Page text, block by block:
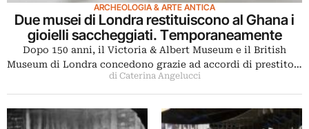
ARCHEOLOGIA & ARTE ANTICA
Due musei di Londra restituiscono al Ghana i
gioielli saccheggiati. Temporaneamente
Dopo 150 anni, il Victoria & Albert Museum e il British
Museum di Londra concedono grazie ad accordi di prestito…
di Caterina Angelucci